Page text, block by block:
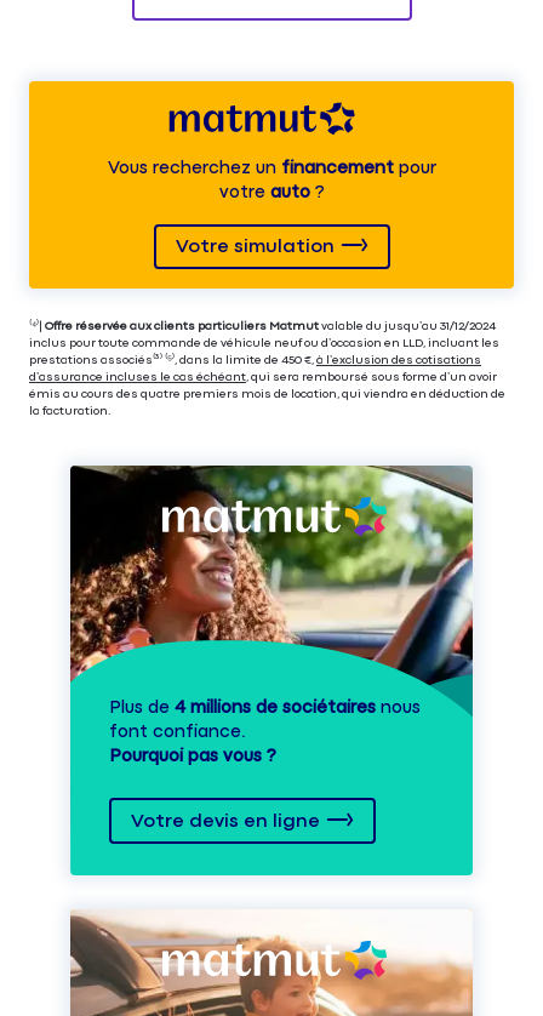
Vous recherchez unfinancementpour
votre auto?
Votre simulation
⁽⁴⁾| Offre réservée aux clients particuliers Matmut valable du jusqu’au 31/12/2024
inclus pour toute commande de véhicule neuf ou d’occasion en LLD, incluant les
prestations associés⁽³⁾ ⁽⁵⁾, dans la limite de 450 €, à l’exclusion des cotisations
d’assurance incluses le cas échéant , qui sera remboursé sous forme d’un avoir
émis au cours des quatre premiers mois de location, qui viendra en déduction de
la facturation.
Plus de 4 millions de sociétaires nous
font confiance.
Pourquoi pas vous ?
Votre devis en ligne